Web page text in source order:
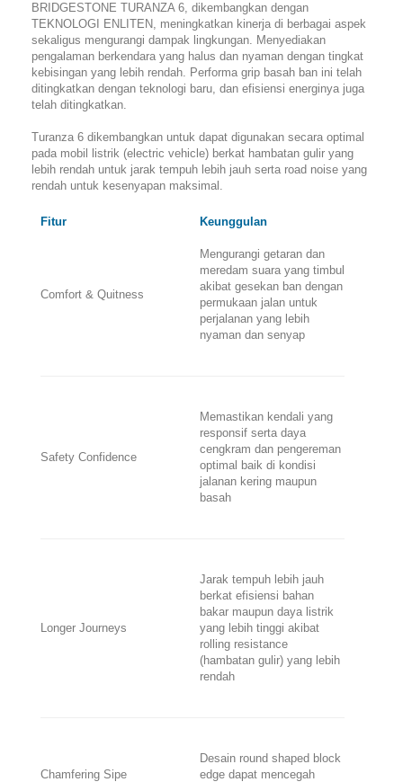
BRIDGESTONE TURANZA 6, dikembangkan dengan
TEKNOLOGI ENLITEN, meningkatkan kinerja di berbagai aspek
sekaligus mengurangi dampak lingkungan. Menyediakan
pengalaman berkendara yang halus dan nyaman dengan tingkat
kebisingan yang lebih rendah. Performa grip basah ban ini telah
ditingkatkan dengan teknologi baru, dan efisiensi energinya juga
telah ditingkatkan.
Turanza 6 dikembangkan untuk dapat digunakan secara optimal
pada mobil listrik (electric vehicle) berkat hambatan gulir yang
lebih rendah untuk jarak tempuh lebih jauh serta road noise yang
rendah untuk kesenyapan maksimal.
Fitur Keunggulan
Comfort & Quitness
Mengurangi getaran dan
meredam suara yang timbul
akibat gesekan ban dengan
permukaan jalan untuk
perjalanan yang lebih
nyaman dan senyap
Safety Confidence
Memastikan kendali yang
responsif serta daya
cengkram dan pengereman
optimal baik di kondisi
jalanan kering maupun
basah
Longer Journeys
Jarak tempuh lebih jauh
berkat efisiensi bahan
bakar maupun daya listrik
yang lebih tinggi akibat
rolling resistance
(hambatan gulir) yang lebih
rendah
Chamfering Sipe
Desain round shaped block
edge dapat mencegah